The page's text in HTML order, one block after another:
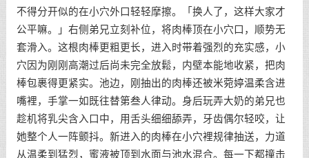
不得分开似的在小穴外口轻轻摩擦。「换人了，这样大家才
公平嘛。」右侧弟兄立刻补位，将肉棒顶在小穴口，顺势无
套滑入。这根肉棒更粗更长，进入时带着强烈的充实感，小
穴因为刚刚高潮过后尚未完全放鬆，内壁本能地收紧，把肉
棒包裹得更紧实。池边，刚抽出的肉棒还被米菀婷温柔含进
嘴裡，手掌一如既往替第叁人律动。身后玩弄大奶的弟兄也
趁机将乳尖含入口中，用舌头细细舔弄，牙齿偶尔轻咬，让
她整个人一阵颤抖。新进入的肉棒在小穴裡规律抽送，力道
从温柔到猛烈，蜜液被顶到水面与池水混合。每一下都撞击